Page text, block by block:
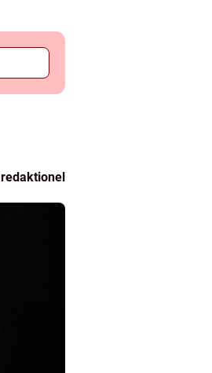
redaktionel